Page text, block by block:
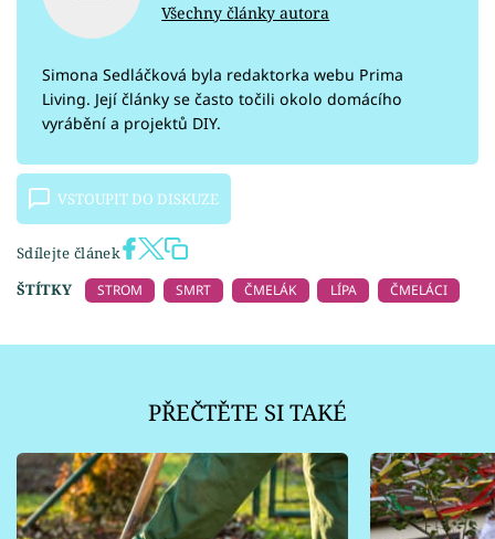
Všechny články autora
Simona Sedláčková byla redaktorka webu Prima
Living. Její články se často točili okolo domácího
vyrábění a projektů DIY.
VSTOUPIT DO DISKUZE
Sdílejte článek
ŠTÍTKY
STROM SMRT ČMELÁK LÍPA ČMELÁCI
PŘEČTĚTE SI TAKÉ